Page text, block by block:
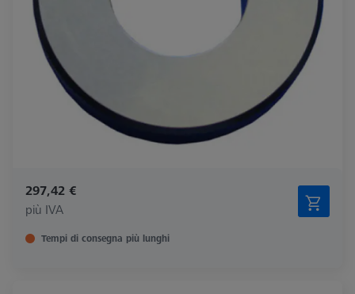
297,42 €
più IVA
Tempi di consegna più lunghi